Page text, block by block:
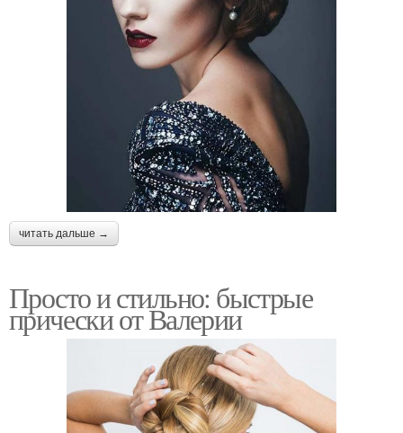
читать дальше →
Просто и стильно: быстрые
прически от Валерии